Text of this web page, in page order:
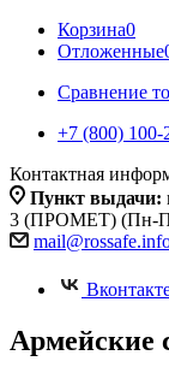
Корзина0
Отложенные
Сравнение
+7 (800) 100-
Контактная
Пункт выдачи:
3 (ПРОМЕТ) (Пн-
Армейские